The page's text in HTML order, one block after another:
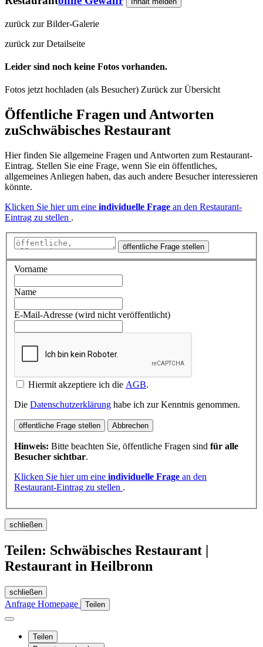
zurück zur Bilder-Galerie
zurück zur Detailseite
Leider sind noch keine Fotos vorhanden.
Fotos jetzt hochladen (als Besucher) Zurück zur Übersicht
Öffentliche Fragen und Antworten
zuSchwäbisches Restaurant
Hier finden Sie allgemeine Fragen und Antworten zum Restaurant-
Eintrag. Stellen Sie eine Frage, wenn Sie ein öffentliches,
allgemeines Anliegen haben, das auch andere Besucher interessieren
könnte.
Klicken Sie hier um eine individuelle Frage an den Restaurant-
Eintrag zu stellen .
öffentliche Frage stellen
Vorname
Name
E-Mail-Adresse (wird nicht veröffentlicht)
Hiermit akzeptiere ich die AGB.
Die Datenschutzerklärung habe ich zur Kenntnis genommen.
öffentliche Frage stellen Abbrechen
Hinweis: Bitte beachten Sie, öffentliche Fragen sind für alle
Besucher sichtbar.
Klicken Sie hier um eine individuelle Frage an den
Restaurant-Eintrag zu stellen .
schließen
Teilen: Schwäbisches Restaurant |
Restaurant in Heilbronn
schließen
Anfrage Homepage Teilen
Teilen